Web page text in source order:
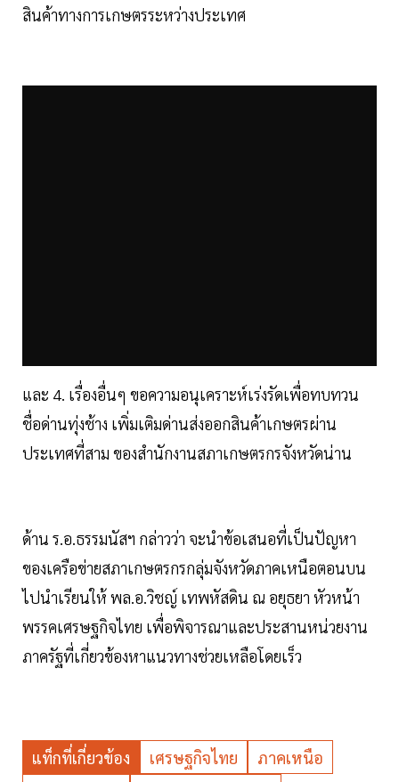
สินค้าทางการเกษตรระหว่างประเทศ
และ 4. เรื่องอื่นๆ ขอความอนุเคราะห์เร่งรัดเพื่อทบทวน
ชื่อด่านทุ่งช้าง เพิ่มเติมด่านส่งออกสินค้าเกษตรผ่าน
ประเทศที่สาม ของสำนักงานสภาเกษตรกรจังหวัดน่าน
ด้าน ร.อ.ธรรมนัสฯ กล่าวว่า จะนำข้อเสนอที่เป็นปัญหา
ของเครือข่ายสภาเกษตรกรกลุ่มจังหวัดภาคเหนือตอนบน
ไปนำเรียนให้ พล.อ.วิชญ์ เทพหัสดิน ณ อยุธยา หัวหน้า
พรรคเศรษฐกิจไทย เพื่อพิจารณาและประสานหน่วยงาน
ภาครัฐที่เกี่ยวข้องหาแนวทางช่วยเหลือโดยเร็ว
แท็กที่เกี่ยวข้อง เศรษฐกิจไทย
ภาคเหนือ